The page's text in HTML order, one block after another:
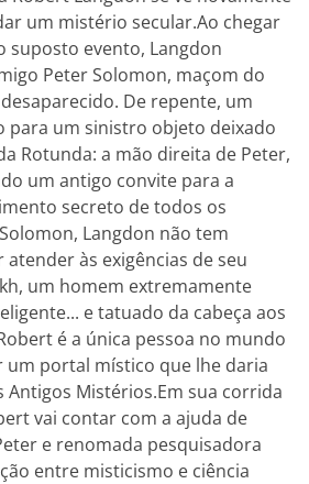
um mistério secular.Ao chegar
suposto evento, Langdon
Peter Solomon, maçom do
De repente, um
para um sinistro objeto deixado
Rotunda: a mão direita de Peter,
um antigo convite para a
secreto de todos os
Langdon não tem
às exigências de seu
um homem extremamente
e tatuado da cabeça aos
é a única pessoa no mundo
um portal místico que lhe daria
Mistérios.Em sua corrida
vai contar com a ajuda de
e renomada pesquisadora
entre misticismo e ciência